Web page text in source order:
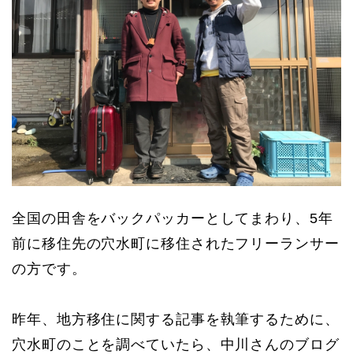
全国の田舎をバックパッカーとしてまわり、5年
前に移住先の穴水町に移住されたフリーランサー
の方です。
昨年、地方移住に関する記事を執筆するために、
穴水町のことを調べていたら、中川さんのブログ